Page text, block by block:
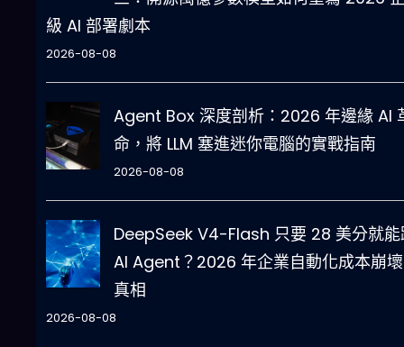
級 AI 部署劇本
2026-08-08
Agent Box 深度剖析：2026 年邊緣 AI
命，將 LLM 塞進迷你電腦的實戰指南
2026-08-08
DeepSeek V4-Flash 只要 28 美分就能
AI Agent？2026 年企業自動化成本崩
真相
2026-08-08